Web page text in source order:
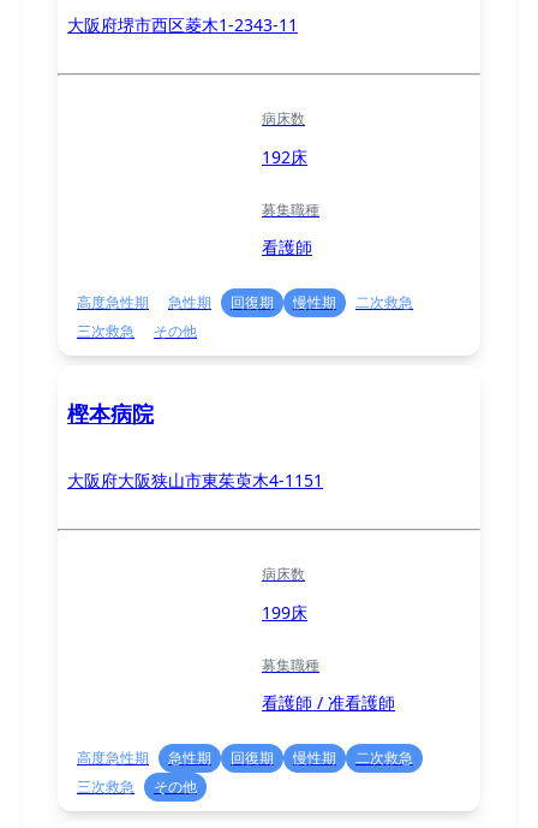
大阪府堺市西区菱木1-2343-11
病床数
192床
募集職種
看護師
高度急性期 急性期 回復期 慢性期
二次救急
三次救急
その他
樫本病院
大阪府大阪狭山市東茱萸木4-1151
病床数
199床
募集職種
看護師 / 准看護師
高度急性期 急性期 回復期 慢性期
二次救急
三次救急
その他